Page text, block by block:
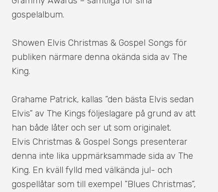
gospelalbum.
Showen Elvis Christmas & Gospel Songs för
publiken närmare denna okända sida av The
King.
Grahame Patrick, kallas ”den bästa Elvis sedan
Elvis” av The Kings följeslagare på grund av att
han både låter och ser ut som originalet.
Elvis Christmas & Gospel Songs presenterar
denna inte lika uppmärksammade sida av The
King. En kväll fylld med välkända jul- och
gospellåtar som till exempel ”Blues Christmas”,